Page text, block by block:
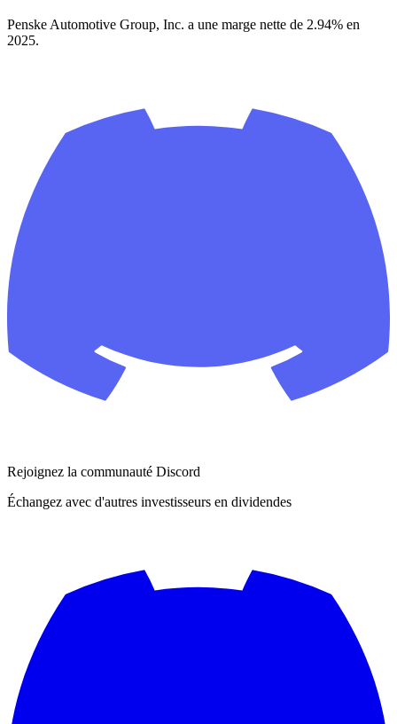
Penske Automotive Group, Inc. a une marge nette de 2.94% en
2025.
Rejoignez la communauté Discord
Échangez avec d'autres investisseurs en dividendes